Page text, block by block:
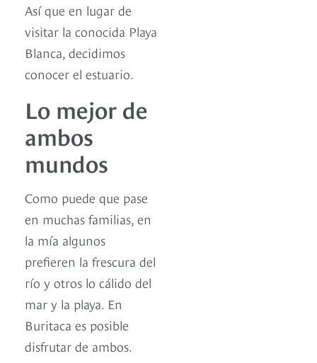
Así que en lugar de
visitar la conocida Playa
Blanca, decidimos
conocer el estuario.
Lo mejor de
ambos
mundos
Como puede que pase
en muchas familias, en
la mía algunos
prefieren la frescura del
río y otros lo cálido del
mar y la playa. En
Buritaca es posible
disfrutar de ambos.